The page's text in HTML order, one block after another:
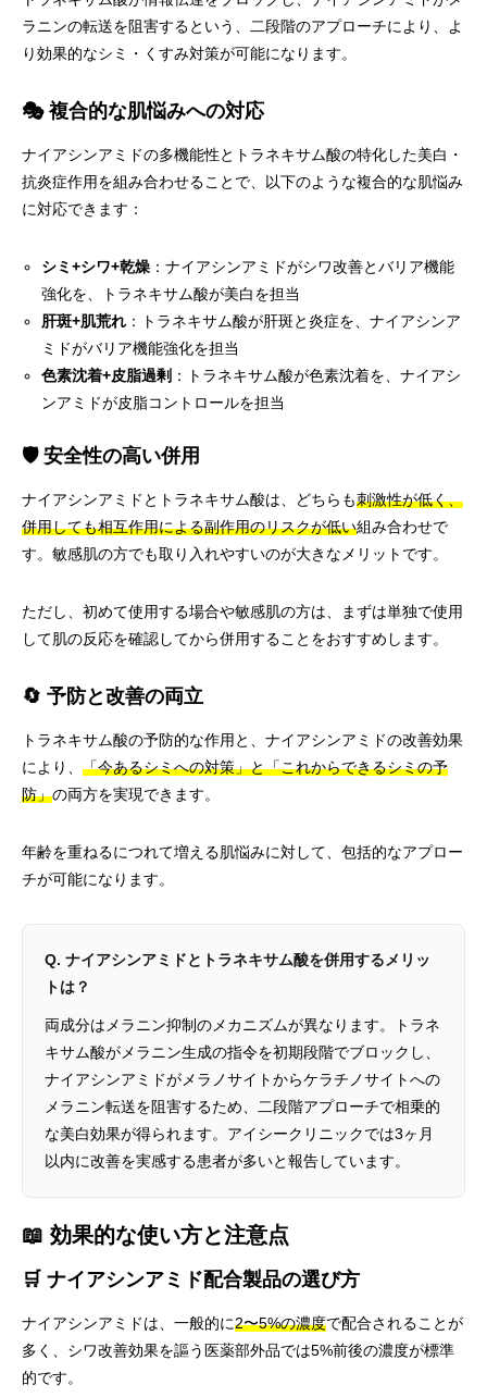
ラニンの転送を阻害するという、二段階のアプローチにより、よ
り効果的なシミ・くすみ対策が可能になります。
🎭 複合的な肌悩みへの対応
ナイアシンアミドの多機能性とトラネキサム酸の特化した美白・
抗炎症作用を組み合わせることで、以下のような複合的な肌悩み
に対応できます：
シミ+シワ+乾燥 ：ナイアシンアミドがシワ改善とバリア機能
強化を、トラネキサム酸が美白を担当
肝斑+肌荒れ ：トラネキサム酸が肝斑と炎症を、ナイアシンア
ミドがバリア機能強化を担当
色素沈着+皮脂過剰 ：トラネキサム酸が色素沈着を、ナイアシ
ンアミドが皮脂コントロールを担当
🛡️ 安全性の高い併用
ナイアシンアミドとトラネキサム酸は、どちらも刺激性が低く、
併用しても相互作用による副作用のリスクが低い組み合わせで
す。敏感肌の方でも取り入れやすいのが大きなメリットです。
ただし、初めて使用する場合や敏感肌の方は、まずは単独で使用
して肌の反応を確認してから併用することをおすすめします。
🔄 予防と改善の両立
トラネキサム酸の予防的な作用と、ナイアシンアミドの改善効果
により、 「今あるシミへの対策」と「これからできるシミの予
防」の両方を実現できます。
年齢を重ねるにつれて増える肌悩みに対して、包括的なアプロー
チが可能になります。
Q. ナイアシンアミドとトラネキサム酸を併用するメリッ
トは？
両成分はメラニン抑制のメカニズムが異なります。トラネ
キサム酸がメラニン生成の指令を初期段階でブロックし、
ナイアシンアミドがメラノサイトからケラチノサイトへの
メラニン転送を阻害するため、二段階アプローチで相乗的
な美白効果が得られます。アイシークリニックでは3ヶ月
以内に改善を実感する患者が多いと報告しています。
📖 効果的な使い方と注意点
🛒 ナイアシンアミド配合製品の選び方
ナイアシンアミドは、一般的に2〜5%の濃度で配合されることが
多く、シワ改善効果を謳う医薬部外品では5%前後の濃度が標準
的です。